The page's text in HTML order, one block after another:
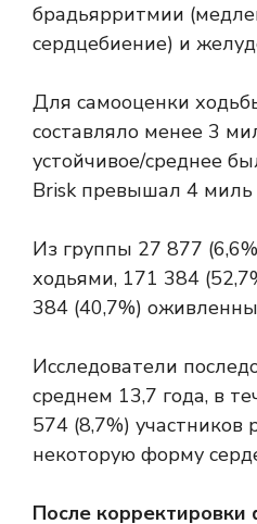
брадьярритмии
сердцебиение) и
Для самооценки
составляло менее 3
устойчивое/среднее
Brisk превышал 4 миль
Из группы 27 877
ходьями, 171 384
384 (40,7%)
Исследователи
среднем 13,7 года, в
574 (8,7%) участников
некоторую форму
После